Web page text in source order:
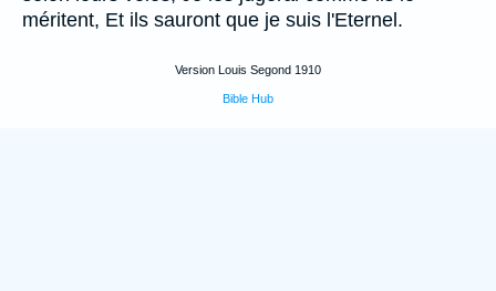
méritent, Et ils sauront que je suis l'Eternel.
Version Louis Segond 1910
Bible Hub